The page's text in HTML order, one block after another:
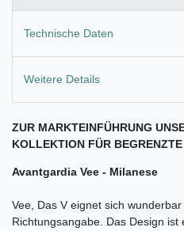
Technische Daten
Weitere Details
ZUR MARKTEINFÜHRUNG
KOLLEKTION FÜR
Avantgardia Vee - Milanese
Vee, Das V eignet sich
Richtungsangabe. Das Design